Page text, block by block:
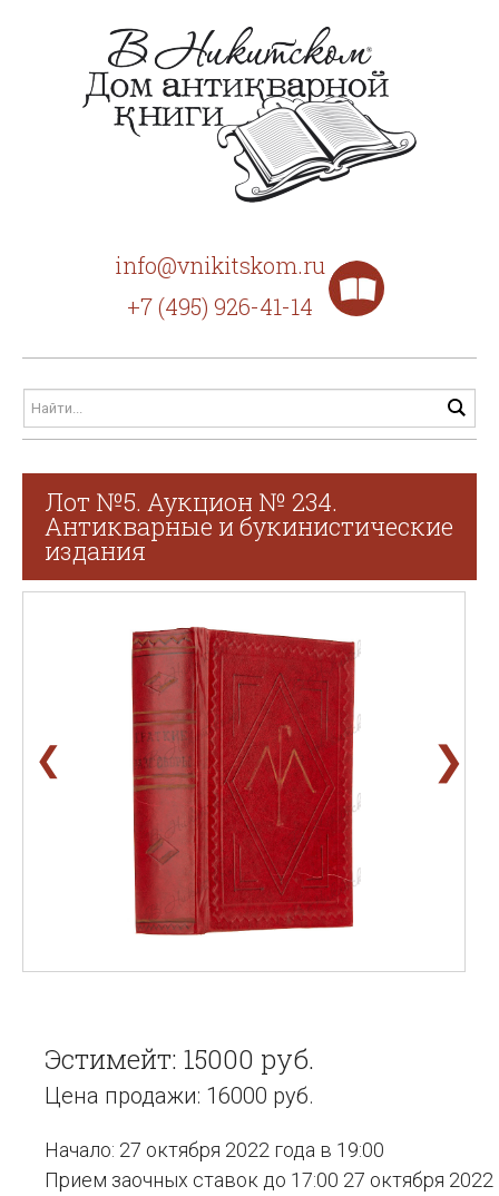
info@vnikitskom.ru
+7 (495) 926-41-14
Лот №5. Аукцион № 234.
Антикварные и букинистические
издания
❮ ❯
Эстимейт: 15000 руб.
Цена продажи: 16000 руб.
Начало: 27 октября 2022 года в 19:00
Прием заочных ставок до 17:00 27 октября 2022